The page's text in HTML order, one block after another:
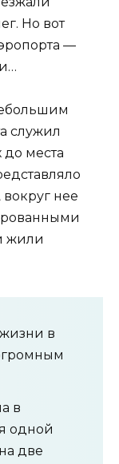
Но вот
—
служил
места
вокруг нее
жили
в
в
одной
две